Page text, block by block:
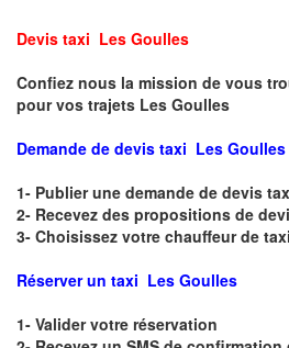
Devis taxi Les Goulles
Confiez nous la mission de vous
pour vos trajets Les Goulles
Demande de devis taxi Les Goulles
1- Publier une demande de devis
2- Recevez des propositions de
3- Choisissez votre chauffeur de taxi
Réserver un taxi Les Goulles
1- Valider votre réservation